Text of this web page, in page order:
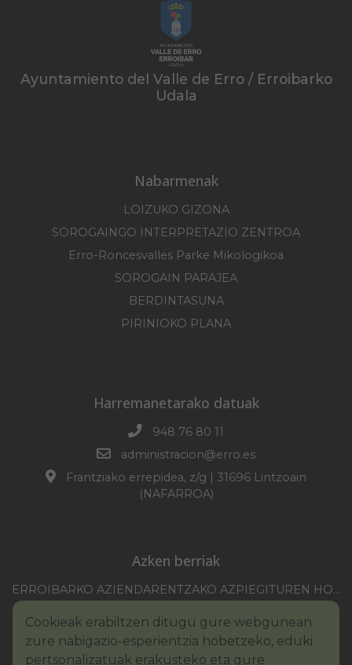
Ayuntamiento del Valle de Erro / Erroibarko
Udala
Nabarmenak
LOIZUKO GIZONA
SOROGAINGO INTERPRETAZIO ZENTROA
Erro-Roncesvalles Parke Mikologikoa
SOROGAIN PARAJEA
BERDINTASUNA
PIRINIOKO PLANA
Harremanetarako datuak
948 76 80 11
administracion@erro.es
Frantziako errepidea, z/g | 31696 Lintzoain
(NAFARROA)
Azken berriak
ERROIBARKO AZIENDARENTZAKO AZPIEGITUREN HOBEKUNTZA 2025-2026 KANPAINA
Cookieak erabiltzen ditugu gure webgunean
zure nabigazio-esperientzia hobetzeko, eduki
pertsonalizatuak erakusteko eta gure